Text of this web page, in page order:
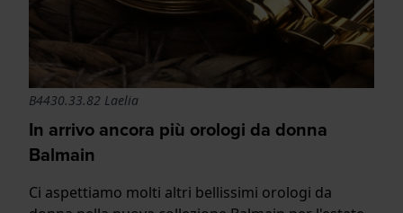
B4430.33.82 Laelia
In arrivo ancora più orologi da donna
Balmain
Ci aspettiamo molti altri bellissimi orologi da